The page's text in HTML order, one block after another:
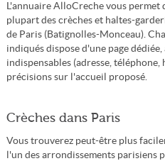
L'annuaire AlloCreche vous
plupart des crèches et haltes-
de Paris (Batignolles-Monceau).
indiqués dispose d'une page
indispensables (adresse,
précisions sur l'accueil proposé.
Crèches dans Paris
Vous trouverez peut-être plus
l'un des arrondissements parisiens